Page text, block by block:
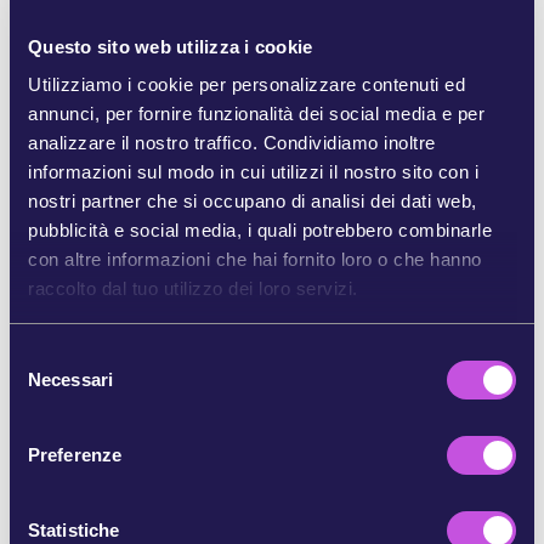
Questo sito web utilizza i cookie
Utilizziamo i cookie per personalizzare contenuti ed
annunci, per fornire funzionalità dei social media e per
analizzare il nostro traffico. Condividiamo inoltre
informazioni sul modo in cui utilizzi il nostro sito con i
nostri partner che si occupano di analisi dei dati web,
pubblicità e social media, i quali potrebbero combinarle
con altre informazioni che hai fornito loro o che hanno
raccolto dal tuo utilizzo dei loro servizi.
Necessari
Preferenze
Statistiche
addosso, che tutti noi siamo stanchi dei loro affari
costringere Raiffeisen a bloccare i finanziamenti
alla macchina di guerra di Putin.Che ne dici di
unirti a noi per chiedere a Raiffeisen di
sospendere immediatamente tutte le attività in
Russia?
Riferimenti:
[1]https://euobserver.com/world/158106?
[2]https://www.ft.com/content/8f2f10b6-331a-40c2-
[3]https://www.euronews.com/my-
europe/2024/02/16/eu-leaders-blame-russia-for-death-
navalny#:~:text=Several%20EU%20leaders%20have%